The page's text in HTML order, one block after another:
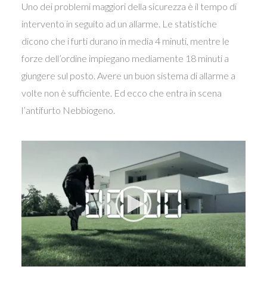
Uno dei problemi maggiori della sicurezza è il tempo di
intervento in seguito ad un allarme. Le statistiche
dicono che i furti durano in media 4 minuti, mentre le
forze dell’ordine impiegano mediamente 18 minuti a
giungere sul posto. Avere un buon sistema di allarme a
volte non è sufficiente. Ed ecco che entra in scena
l’antifurto Nebbiogeno.